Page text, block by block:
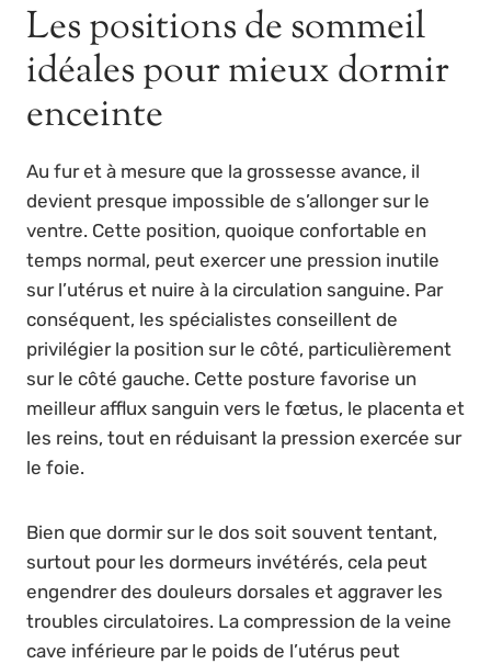
Les positions de sommeil
idéales pour mieux dormir
enceinte
Au fur et à mesure que la grossesse avance, il
devient presque impossible de s’allonger sur le
ventre. Cette position, quoique confortable en
temps normal, peut exercer une pression inutile
sur l’utérus et nuire à la circulation sanguine. Par
conséquent, les spécialistes conseillent de
privilégier la position sur le côté, particulièrement
sur le côté gauche. Cette posture favorise un
meilleur afflux sanguin vers le fœtus, le placenta et
les reins, tout en réduisant la pression exercée sur
le foie.
Bien que dormir sur le dos soit souvent tentant,
surtout pour les dormeurs invétérés, cela peut
engendrer des douleurs dorsales et aggraver les
troubles circulatoires. La compression de la veine
cave inférieure par le poids de l’utérus peut